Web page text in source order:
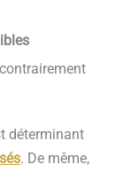
déterminant
. De même,